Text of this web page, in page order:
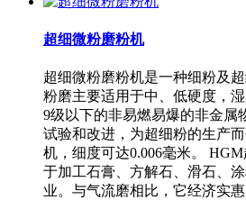
超细微粉磨粉机
超细微粉磨粉机是一种细粉及
粉磨主要适用于中、低硬度，
9级以下的非易燃易爆的非金属
试验和改进，为超细粉的生产
机，细度可达0.006毫米。
于加工石膏、方解石、滑石、
业。与气流磨相比，它经济实